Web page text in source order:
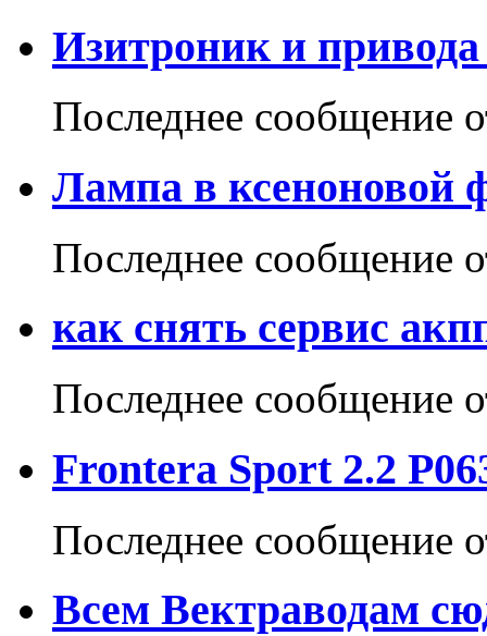
Изитроник и привода
Последнее сообщение
Лампа в ксеноновой
Последнее сообщение
как снять сервис
Последнее сообщение
Frontera Sport 2.2
Последнее сообщение
Всем Вектраводам